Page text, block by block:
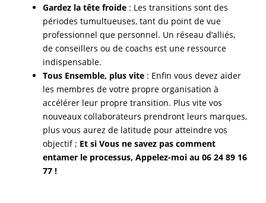
Gardez la tête froide : Les transitions sont des
périodes tumultueuses, tant du point de vue
professionnel que personnel. Un réseau d’alliés,
de conseillers ou de coachs est une ressource
indispensable.
Tous Ensemble, plus vite : Enfin vous devez aider
les membres de votre propre organisation à
accélérer leur propre transition. Plus vite vos
nouveaux collaborateurs prendront leurs marques,
plus vous aurez de latitude pour atteindre vos
objectif ; Et si Vous ne savez pas comment
entamer le processus, Appelez-moi au 06 24 89 16
77 !